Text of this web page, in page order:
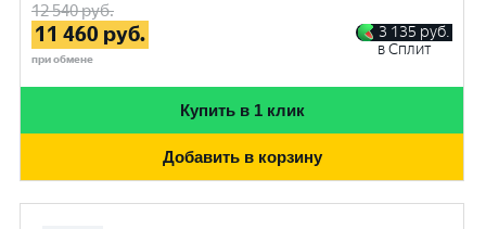
12 540руб.
11 460 руб.
при обмене
3 135 руб.
в Сплит
Купить в 1 клик
Добавить в корзину